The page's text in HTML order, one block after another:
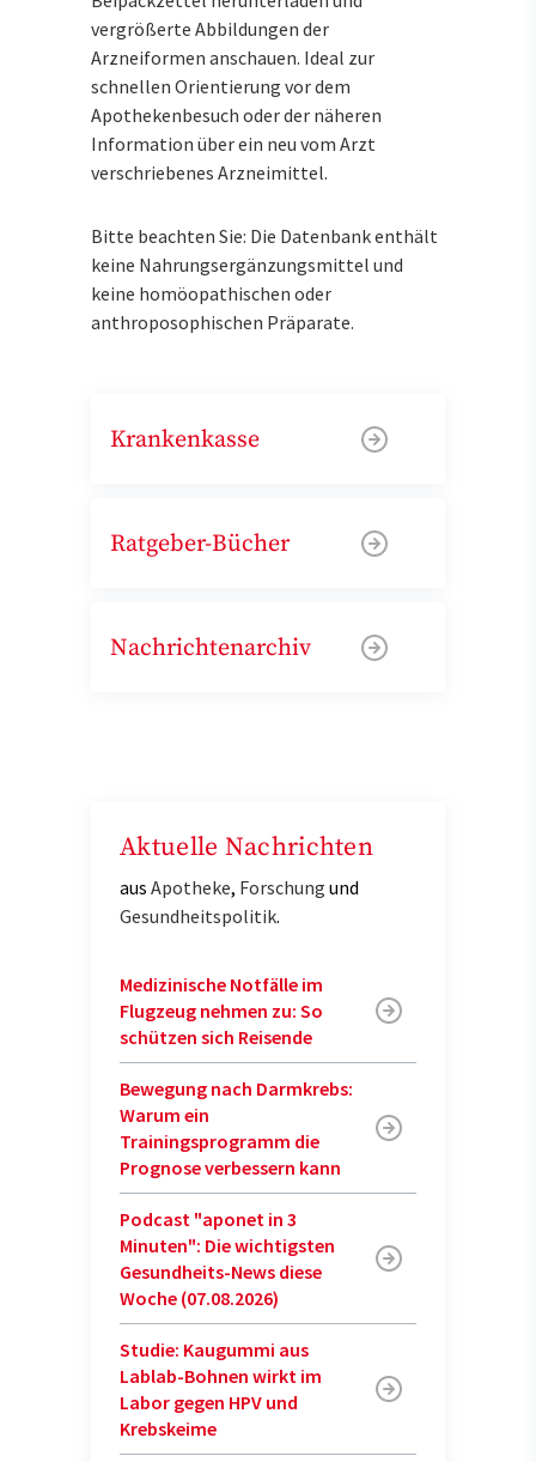
vergrößerte Abbildungen der
Arzneiformen anschauen. Ideal zur
schnellen Orientierung vor dem
Apothekenbesuch oder der näheren
Information über ein neu vom Arzt
verschriebenes Arzneimittel.
Bitte beachten Sie: Die Datenbank enthält
keine Nahrungsergänzungsmittel und
keine homöopathischen oder
anthroposophischen Präparate.
Krankenkasse
Ratgeber-Bücher
Nachrichtenarchiv
Aktuelle Nachrichten
aus Apotheke, Forschung und
Gesundheitspolitik.
Medizinische Notfälle im
Flugzeug nehmen zu: So
schützen sich Reisende
Bewegung nach Darmkrebs:
Warum ein
Trainingsprogramm die
Prognose verbessern kann
Podcast "aponet in 3
Minuten": Die wichtigsten
Gesundheits-News diese
Woche (07.08.2026)
Studie: Kaugummi aus
Lablab-Bohnen wirkt im
Labor gegen HPV und
Krebskeime